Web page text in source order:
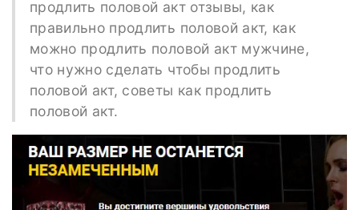
продлить половой акт отзывы, как
правильно продлить половой акт, как
можно продлить половой акт мужчине,
что нужно сделать чтобы продлить
половой акт, советы как продлить
половой акт.